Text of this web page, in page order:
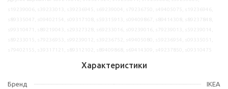
Характеристики
Бренд IKEA